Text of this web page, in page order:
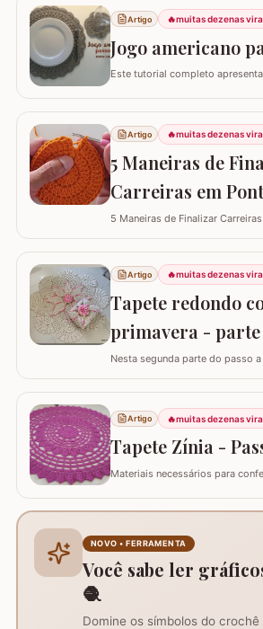
modelos de tapete com
e assim consigo explicar
adaptar para outros tamanhos.
Artigo 🔥muitas dezenas
Jogo americano
Este tutorial completo
praticidade e elegância na mesa
iniciantes foi desenvolvido para
uma peça firme, bonita e com
Artigo 🔥muitas dezenas
5 Maneiras de
Carreiras em
Perfeição e
5 Maneiras de Finalizar
Artigo 🔥muitas dezenas
Tapete redondo
primavera - parte
Nesta segunda parte do passo
pronto... PARTE 1 - TAPETE
PRIMAVERA PASSO A PASSO
REDONDO COM FLOR
PARTE 3 FLOR PRIMAVERA
PRIMAVERA PASSO A PASSO
Artigo 🔥muitas dezenas
Tapete Zínia -
Materiais necessários para
corte o fio, mas prenda-o com
picô, para continuar o…
NOVO • FERRAMENTA
Você sabe ler
🧶
Domine os símbolos do